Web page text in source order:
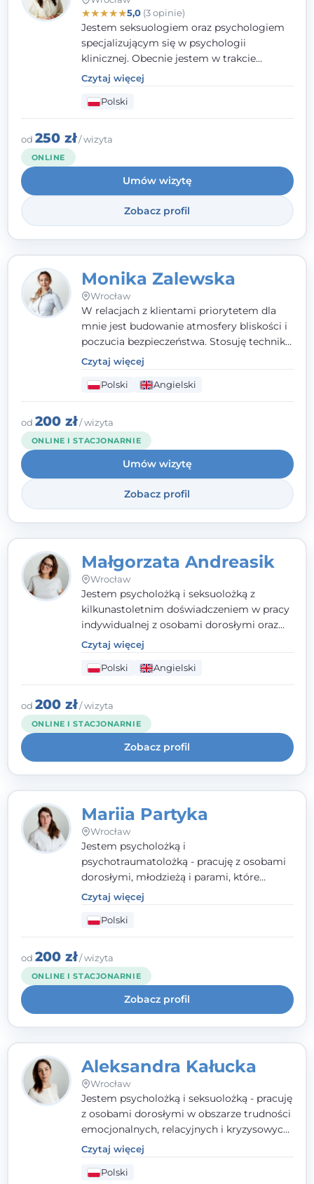
★★★★★5,0(3 opinie)
Jestem seksuologiem oraz psychologiem
specjalizującym się w psychologii
klinicznej. Obecnie jestem w trakcie
szkolenia na psychoterapeutę
systemowego. Posiadam status członka
nadzwyczajnego Wielkopolskiego
Towarzystwa Terapii Systemowej oraz
należę do Polskiego Towarzystwa
pierwszym miejscu stawiam budowanie
atmosfery bezpieczeństwa i zrozumienia w
relacjach z Klientami. Istotna dla nie jest
również koncentracja na dostępnych
zasobach.
Czytaj więcej
Polski
od 250 zł/ wizyta
ONLINE
Umów wizytę
Zobacz profil
Monika Zalewska
Wrocław
W relacjach z klientami priorytetem dla
mnie jest budowanie atmosfery bliskości i
poczucia bezpieczeństwa. Stosuję techniki
poznawczo-behawioralne oraz metody,
które koncentrują się na rozwiązaniach
(TSR). Te polegają na osiąganiu
zamierzonych celów (doprowadzeniu do
rozwiązania trudnych sytuacji) poprzez
identyfikowanie i wzmacnianie zasobów
oraz mocnych stron klienta. W swojej
pracy korzystam także z metod dialogu
motywacyjnego i treningu uważności.
Czytaj więcej
Polski Angielski
od 200 zł/ wizyta
ONLINE I STACJONARNIE
Umów wizytę
Zobacz profil
Małgorzata Andreasik
Wrocław
Jestem psycholożką i seksuolożką z
kilkunastoletnim doświadczeniem w pracy
indywidualnej z osobami dorosłymi oraz
parami. Specjalizuję się w obszarze zdrowia
seksualnego, żałoby, kryzysów życiowych i
wypalenia zawodowego. Pracuję w języku
polskim i angielskim, w podejściu
humanistycznym, opartym na
partnerstwie i podmiotowości klienta.
Czytaj więcej
Polski Angielski
od 200 zł/ wizyta
ONLINE I STACJONARNIE
Zobacz profil
Mariia Partyka
Wrocław
Jestem psycholożką i
psychotraumatolożką - pracuję z osobami
dorosłymi, młodzieżą i parami, które
doświadczają kryzysów psychicznych,
traumy, stanów lękowych i trudności
relacyjnych. W pracy kieruję się
uważnością, empatią i głębokim
szacunkiem dla indywidualnej historii
każdego człowieka. Jestem w trakcie
czteroletniej szkoły psychoterapii
poznawczo-behawioralnej
rekomendowanej przez PTTPB.
Czytaj więcej
Polski
od 200 zł/ wizyta
ONLINE I STACJONARNIE
Zobacz profil
Aleksandra Kałucka
Wrocław
Jestem psycholożką i seksuolożką - pracuję
z osobami dorosłymi w obszarze trudności
emocjonalnych, relacyjnych i kryzysowych,
w tym z osobami po doświadczeniach
przemocy. Ukończyłam psychologię
kliniczną oraz studia podyplomowe z
Czytaj więcej
Polski